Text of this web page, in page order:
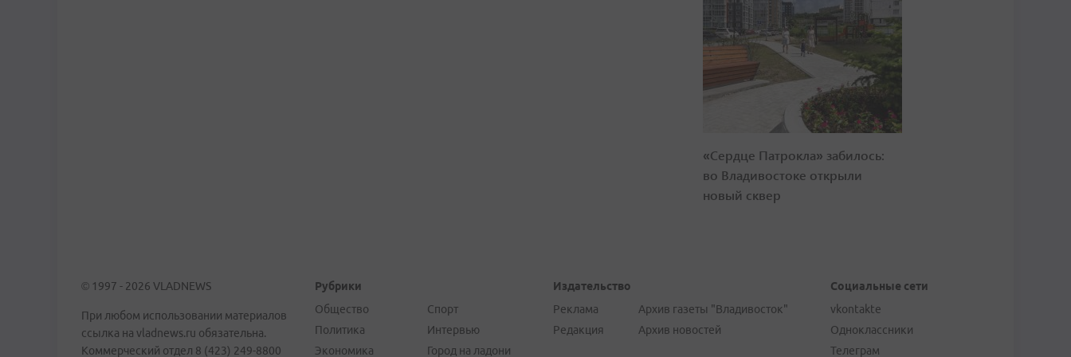
«Сердце Патрокла» забилось:
во Владивостоке открыли
новый сквер
© 1997 - 2026 VLADNEWS
При любом использовании материалов
ссылка на vladnews.ru обязательна.
Коммерческий отдел 8 (423) 249-8800
Рубрики
Общество
Политика
Экономика
Спорт
Интервью
Город на ладони
Издательство
Реклама
Редакция
Архив газеты "Владивосток"
Архив новостей
Социальные сети
vkontakte
Одноклассники
Телеграм